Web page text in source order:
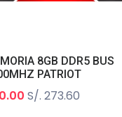
8GB DDR5 BUS
PATRIOT
LINE PC5 38400
C40 PSD58G480041
S/. 273.60